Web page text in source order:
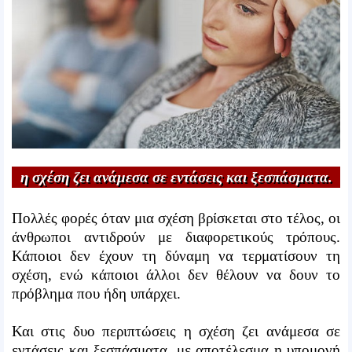
η σχέση ζει ανάμεσα σε εντάσεις και ξεσπάσματα.
Πολλές φορές όταν μια σχέση βρίσκεται στο τέλος, οι
άνθρωποι αντιδρούν με διαφορετικούς τρόπους.
Κάποιοι δεν έχουν τη δύναμη να τερματίσουν τη
σχέση, ενώ κάποιοι άλλοι δεν θέλουν να δουν το
πρόβλημα που ήδη υπάρχει.
Και στις δυο περιπτώσεις η σχέση ζει ανάμεσα σε